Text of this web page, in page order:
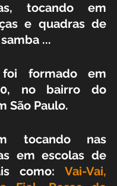
tocando em
e quadras de
...
formado em
no bairro do
São Paulo.
tocando nas
em escolas de
como: Vai-Vai,